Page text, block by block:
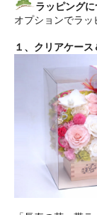
ラッピングに
オプションでラッ
１、クリアケー